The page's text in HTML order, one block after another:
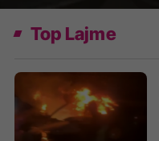
Top Lajme